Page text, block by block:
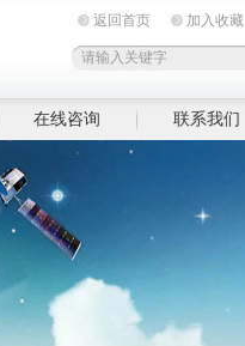
返回首页 加入收藏
在线咨询 联系我们